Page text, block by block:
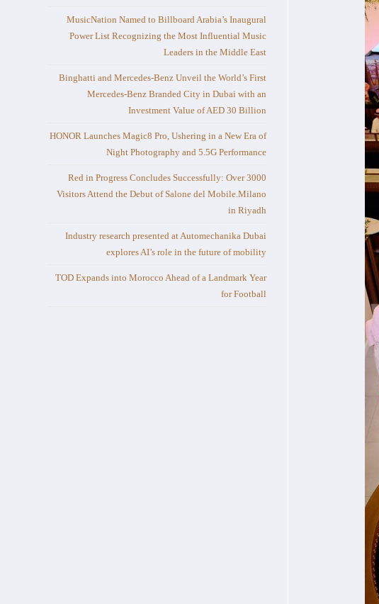
MusicNation Named to Billboard Arabia’s Inaugural
Power List Recognizing the Most Influential Music
Leaders in the Middle East
Binghatti and Mercedes-Benz Unveil the World’s First
Mercedes-Benz Branded City in Dubai with an
Investment Value of AED 30 Billion
HONOR Launches Magic8 Pro, Ushering in a New Era of
Night Photography and 5.5G Performance
Red in Progress Concludes Successfully: Over 3000
Visitors Attend the Debut of Salone del Mobile.Milano
in Riyadh
Industry research presented at Automechanika Dubai
explores AI’s role in the future of mobility
TOD Expands into Morocco Ahead of a Landmark Year
for Football